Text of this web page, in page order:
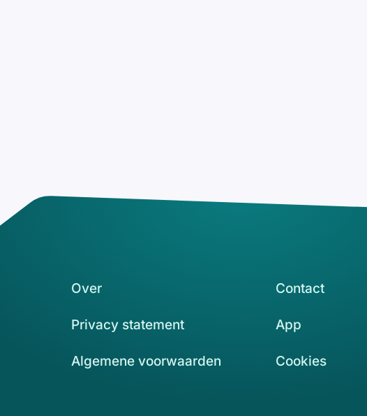
Over Contact
Privacy statement App
Algemene voorwaarden Cookies